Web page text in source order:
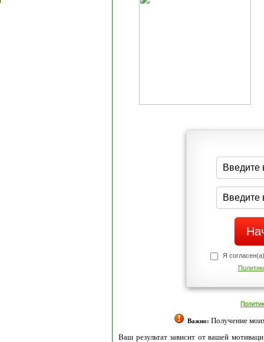
Я
Важно: Получение
Ваш результат зависит от вашей